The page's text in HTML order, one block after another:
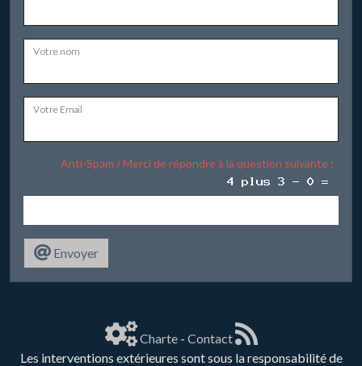
Votre nom
Votre Email
Anti-Spam / Merci de répondre à la question suivante :
Envoyer
Charte- Contact
Les interventions extérieures sont sous la responsabilité de